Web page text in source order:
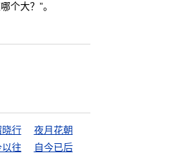
个大？”。
行
夜月花朝
以往 自今已后